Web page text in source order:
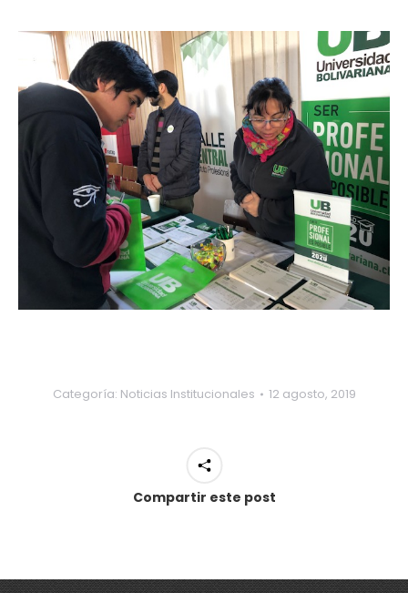
Categoría: Noticias Institucionales 12 agosto, 2019
Compartir este post